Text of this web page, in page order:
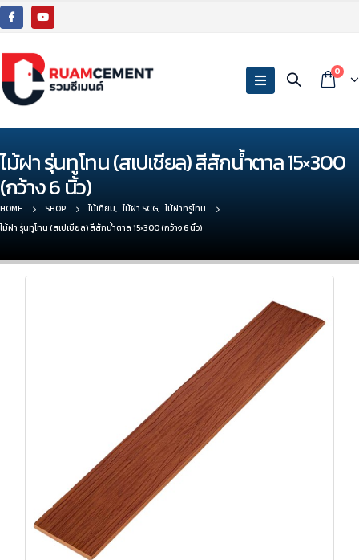
0
ไม้ฝา รุ่นทูโทน (สเปเชียล) สีสักน้ำตาล 15×300
(กว้าง 6 นิ้ว)
HOME SHOP ไม้เทียม, ไม้ฝา SCG, ไม้ฝาทรูโทน
ไม้ฝา รุ่นทูโทน (สเปเชียล) สีสักน้ำตาล 15×300 (กว้าง 6 นิ้ว)